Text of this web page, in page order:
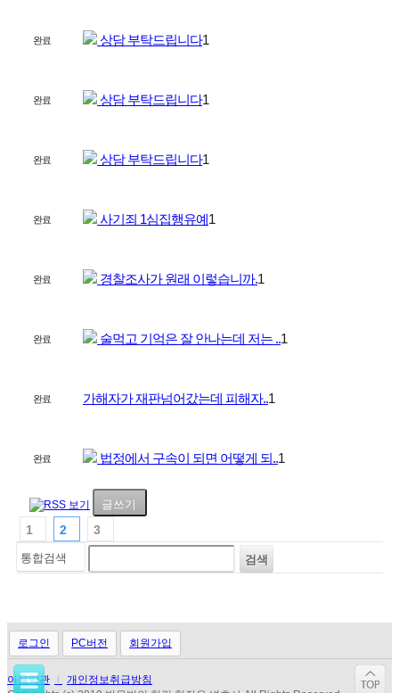
완료 상담 부탁드립니다1
완료 상담 부탁드립니다1
완료 상담 부탁드립니다1
완료 사기죄 1심집행유예1
완료 경찰조사가 원래 이렇습니까.1
완료 술먹고 기억은 잘 안나는데 저는 ..1
완료 가해자가 재판넘어갔는데 피해자..1
완료 법정에서 구속이 되면 어떻게 되..1
글쓰기
1 2 3
로그인 PC버전 회원가입
이용약관 l
개인정보취급방침